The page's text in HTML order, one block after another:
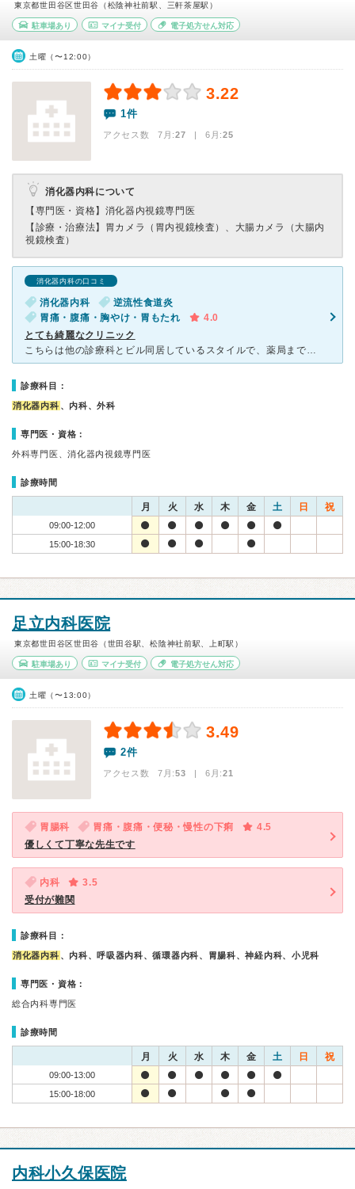
東京都世田谷区世田谷（松陰神社前駅、三軒茶屋駅）
駐車場あり マイナ受付 電子処方せん対応
土曜（〜12:00）
3.22
1件
アクセス数 7月:27 | 6月:25
消化器内科について
【専門医・資格】 消化器内視鏡専門医
【診療・治療法】 胃カメラ（胃内視鏡検査）、大腸カメラ（大腸内
視鏡検査）
消化器内科の口コミ
消化器内科
逆流性食道炎
胃痛・腹痛・胸やけ・胃もたれ
4.0
とても綺麗なクリニック
こちらは他の診療科とビル同居しているスタイルで、薬局まで一元的に利用できます。 クリニックは新しく、待ち合いスペースも明るくてとても綺麗です。 先生は人当たりがよい感じで会話がしやすく、いろい
診療科目：
消化器内科 、内科、外科
専門医・資格：
外科専門医、消化器内視鏡専門医
診療時間
月 火 水 木 金 土 日 祝
09:00-12:00
15:00-18:30
足立内科医院
東京都世田谷区世田谷（世田谷駅、松陰神社前駅、上町駅）
駐車場あり マイナ受付 電子処方せん対応
土曜（〜13:00）
3.49
2件
アクセス数 7月:53 | 6月:21
胃腸科 胃痛・腹痛・便秘・慢性の下痢
4.5
優しくて丁寧な先生です
内科
3.5
受付が難関
診療科目：
消化器内科 、内科、呼吸器内科、循環器内科、胃腸科、神経内科、小児科
専門医・資格：
総合内科専門医
診療時間
月 火 水 木 金 土 日 祝
09:00-13:00
15:00-18:00
内科小久保医院